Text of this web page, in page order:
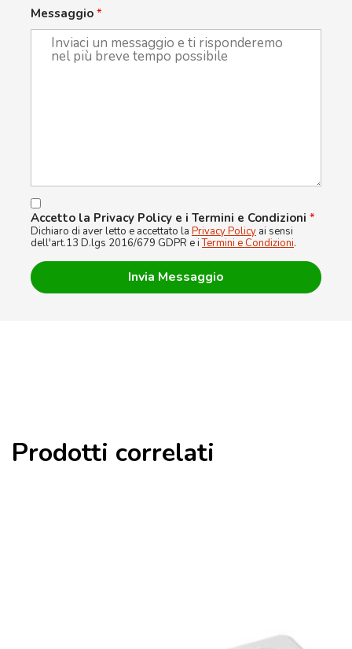
Messaggio *
Accetto la Privacy Policy e i Termini e Condizioni *
Dichiaro di aver letto e accettato la Privacy Policy ai sensi
dell'art.13 D.lgs 2016/679 GDPR e iTermini e Condizioni.
Prodotti correlati